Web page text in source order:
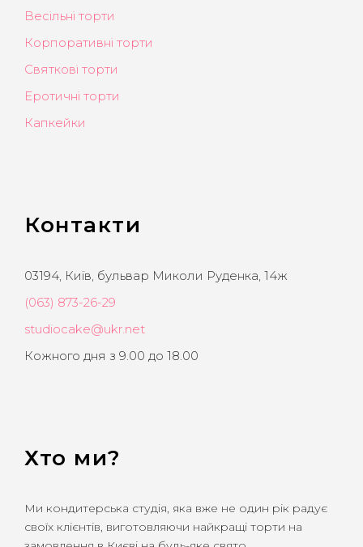
Весільні торти
Корпоративні торти
Святкові торти
Еротичні торти
Капкейки
Контакти
03194, Київ, бульвар Миколи Руденка, 14ж
(063) 873-26-29
studiocake@ukr.net
Кожного дня з 9.00 до 18.00
Хто ми?
Ми кондитерська студія, яка вже не один рік радує
своїх клієнтів, виготовляючи найкращі торти на